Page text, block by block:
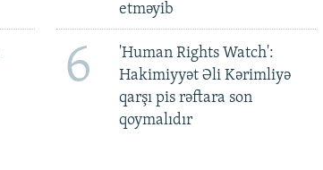
etməyib
6
'Human Rights Watch':
Hakimiyyət Əli Kərimliyə
qarşı pis rəftara son
qoymalıdır